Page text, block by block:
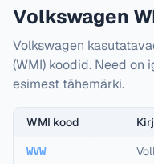
Volkswagen
Volkswagen
(WMI) koodid. Need on
esimest tähemärki.
WMI kood
WVW